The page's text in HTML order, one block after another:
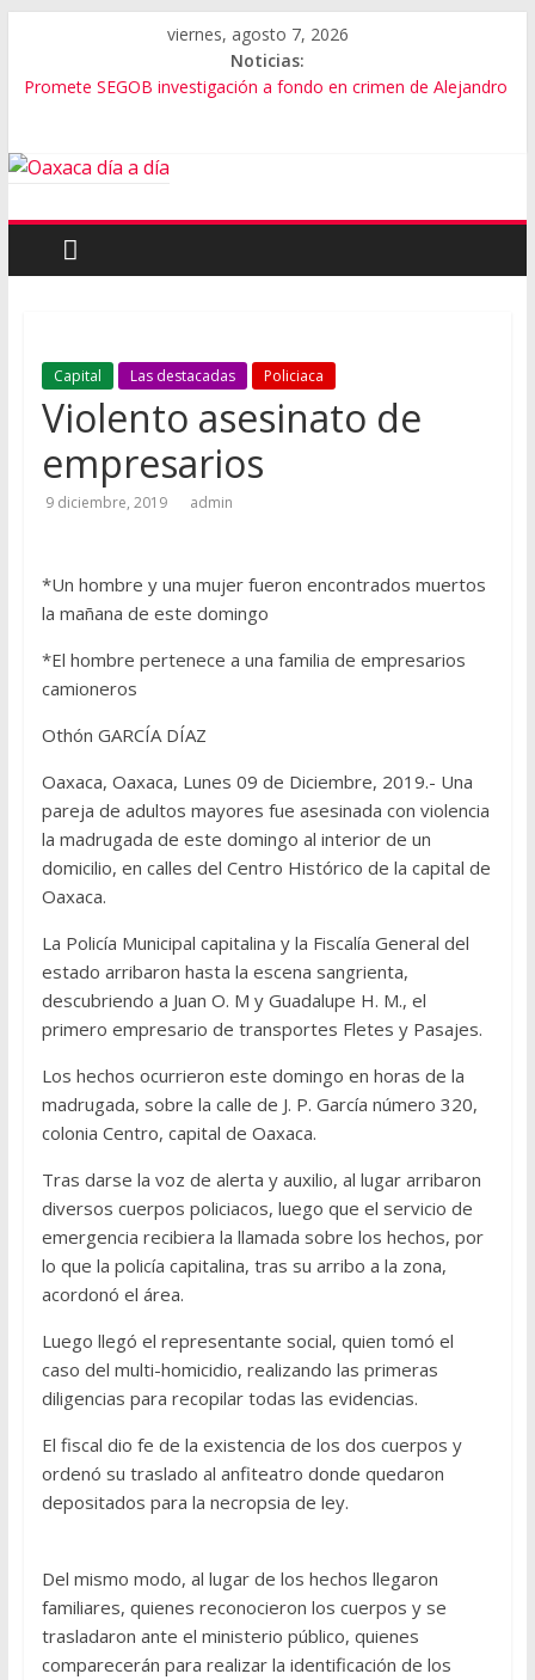
viernes, agosto 7, 2026
Noticias:
Promete SEGOB investigación a fondo en crimen de Alejandro
predios
Banda de fraudes financieros operaba desde un Toks
El tema de Alejandro Leyva no debe desviarse: Pedro Matías
Capital Las destacadas Policiaca
Violento asesinato de
empresarios
9 diciembre, 2019 admin
*Un hombre y una mujer fueron encontrados muertos
la mañana de este domingo
*El hombre pertenece a una familia de empresarios
camioneros
Othón GARCÍA DÍAZ
Oaxaca, Oaxaca, Lunes 09 de Diciembre, 2019.- Una
pareja de adultos mayores fue asesinada con violencia
la madrugada de este domingo al interior de un
domicilio, en calles del Centro Histórico de la capital de
Oaxaca.
La Policía Municipal capitalina y la Fiscalía General del
estado arribaron hasta la escena sangrienta,
descubriendo a Juan O. M y Guadalupe H. M., el
primero empresario de transportes Fletes y Pasajes.
Los hechos ocurrieron este domingo en horas de la
madrugada, sobre la calle de J. P. García número 320,
colonia Centro, capital de Oaxaca.
Tras darse la voz de alerta y auxilio, al lugar arribaron
diversos cuerpos policiacos, luego que el servicio de
emergencia recibiera la llamada sobre los hechos, por
lo que la policía capitalina, tras su arribo a la zona,
acordonó el área.
Luego llegó el representante social, quien tomó el
caso del multi-homicidio, realizando las primeras
diligencias para recopilar todas las evidencias.
El fiscal dio fe de la existencia de los dos cuerpos y
ordenó su traslado al anfiteatro donde quedaron
depositados para la necropsia de ley.
Del mismo modo, al lugar de los hechos llegaron
familiares, quienes reconocieron los cuerpos y se
trasladaron ante el ministerio público, quienes
comparecerán para realizar la identificación de los